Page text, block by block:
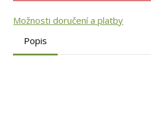
Možnosti doručení a platby
Popis